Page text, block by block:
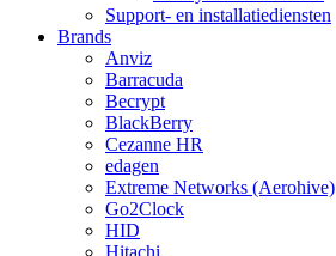
Support- en installatiediensten
Brands
Anviz
Barracuda
Becrypt
BlackBerry
Cezanne HR
edagen
Extreme Networks (Aerohive)
Go2Clock
HID